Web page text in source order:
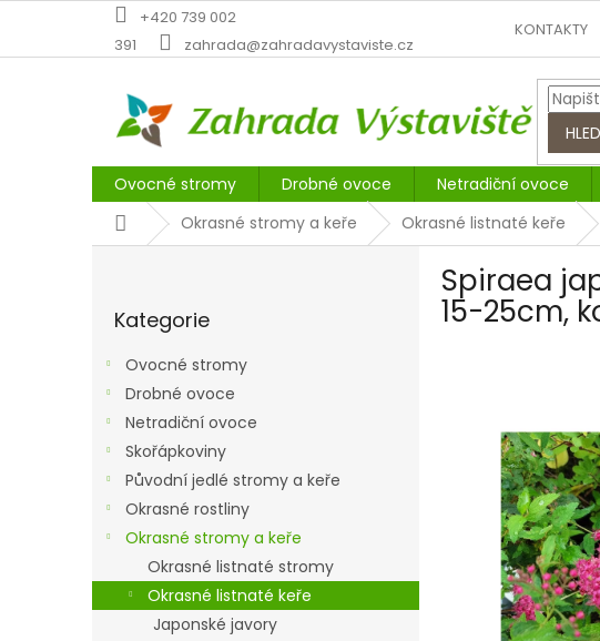
obsah
+420 739 002
391
zahrada@zahradavystaviste.cz
KONTAKTY
Ovocné stromy Drobné ovoce Netradiční ovoce
DomůOkrasné stromy a keře Okrasné listnaté keře
l
kategorie
Kategorie
Ovocné stromy
Drobné ovoce
Netradiční ovoce
Skořápkoviny
Původní jedlé stromy a keře
Okrasné rostliny
Okrasné stromy a keře
Okrasné listnaté stromy
Okrasné listnaté keře
Japonské javory
Spiraea
15-25cm,